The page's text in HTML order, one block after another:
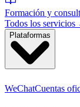
Formación y
Todos los servicios
Plataformas
WeChatCuentas